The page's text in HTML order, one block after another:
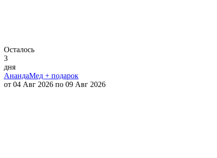
Осталось
3
дня
АнандаМед + подарок
от 04 Авг 2026 по 09 Авг 2026